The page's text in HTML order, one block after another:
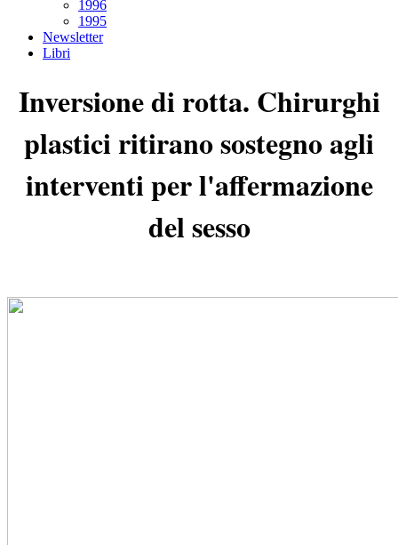
1996
1995
Newsletter
Libri
Inversione di rotta. Chirurghi
plastici ritirano sostegno agli
interventi per l'affermazione
del sesso